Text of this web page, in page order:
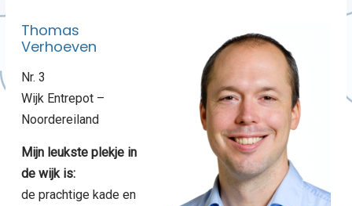
Thomas
Verhoeven
Nr. 3
Wijk Entrepot –
Noordereiland
Mijn leukste plekje in
de wijk is:
de prachtige kade en